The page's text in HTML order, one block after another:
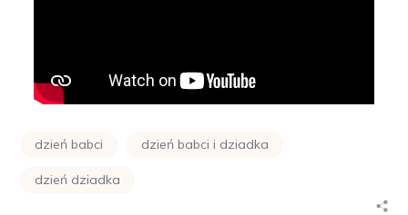
dzień babci dzień babci i dziadka
dzień dziadka